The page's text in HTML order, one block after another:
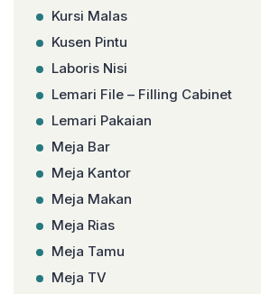
Kursi Malas
Kusen Pintu
Laboris Nisi
Lemari File – Filling Cabinet
Lemari Pakaian
Meja Bar
Meja Kantor
Meja Makan
Meja Rias
Meja Tamu
Meja TV